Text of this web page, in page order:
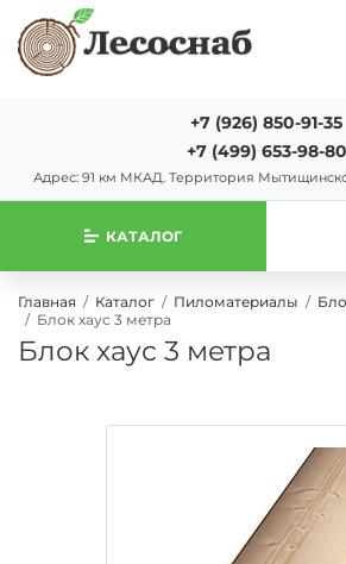
+7 (926) 850-91-35
+7 (499) 653-98-80
Адрес: 91 км МКАД. Территория
КАТАЛОГ
Главная Каталог Пиломатериалы
Блок хаус 3 метра
Блок хаус 3 метра